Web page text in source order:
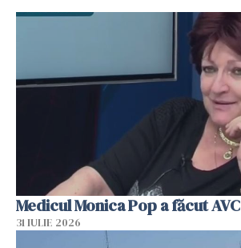
Medicul Monica Pop a făcut AVC
31 IULIE 2026